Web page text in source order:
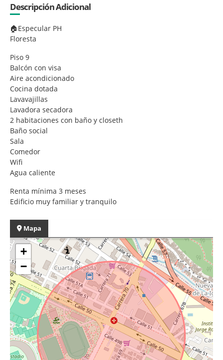
Descripción Adicional
🏠Especular PH
Floresta
Piso 9
Balcón con visa
Aire acondicionado
Cocina dotada
Lavavajillas
Lavadora secadora
2 habitaciones con baño y closeth
Baño social
Sala
Comedor
Wifi
Agua caliente
Renta mínima 3 meses
Edificio muy familiar y tranquilo
Mapa
+
−